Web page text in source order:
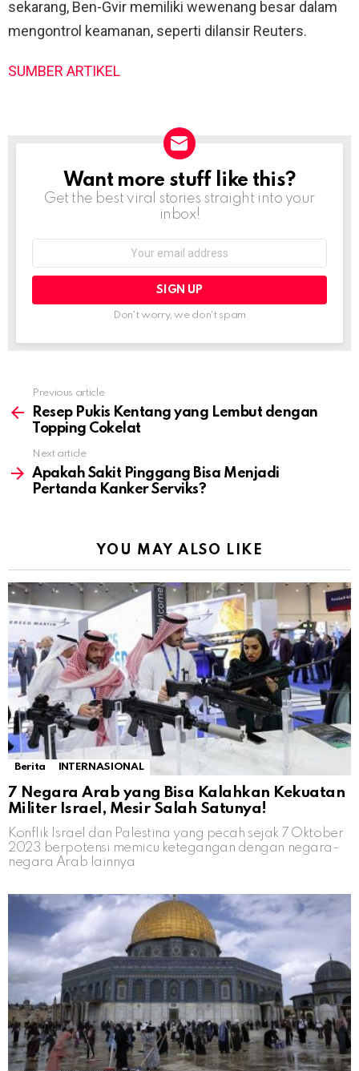
sekarang, Ben-Gvir memiliki wewenang besar dalam
mengontrol keamanan, seperti dilansir Reuters.
SUMBER ARTIKEL
NEWSLETTER
Want more stuff like this?
Get the best viral stories straight into your
inbox!
Don't worry, we don't spam
more
Previous article
Resep Pukis Kentang yang Lembut dengan
Topping Cokelat
Next article
Apakah Sakit Pinggang Bisa Menjadi
Pertanda Kanker Serviks?
YOU MAY ALSO LIKE
Berita INTERNASIONAL
7 Negara Arab yang Bisa Kalahkan Kekuatan
Militer Israel, Mesir Salah Satunya!
Konflik Israel dan Palestina yang pecah sejak 7 Oktober
2023 berpotensi memicu ketegangan dengan negara-
negara Arab lainnya